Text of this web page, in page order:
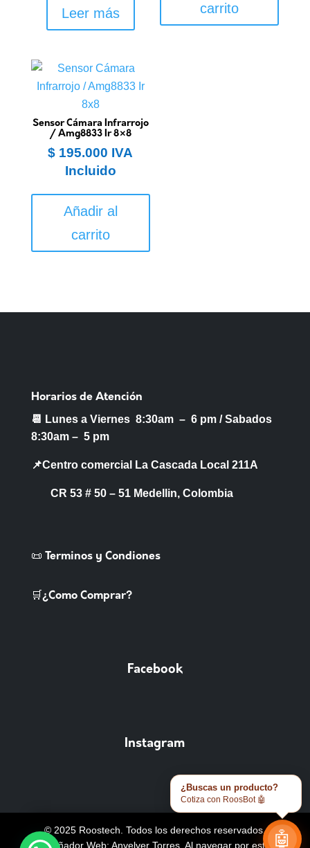
Leer más
carrito
Sensor Cámara Infrarrojo
/ Amg8833 Ir 8×8
$ 195.000 IVA
Incluido
Añadir al
carrito
Horarios de Atención
📆 Lunes a Viernes 8:30am – 6 pm /Sabados
8:30am – 5 pm
📌Centro comercial La Cascada Local 211A
CR 53 # 50 – 51 Medellin, Colombia
📜 Terminos y Condiones
🛒¿Como Comprar?
Facebook
Instagram
© 2025 Roostech. Todos los derechos reservados.
Diseñador Web: Anyelver Torres . Al navegar por este
¿Buscas un producto?
Cotiza con RoosBot 🤖
🤖